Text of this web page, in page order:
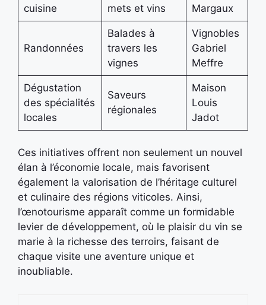
cuisine
mets et vins
Margaux
Randonnées
Balades à
travers les
vignes
Vignobles
Gabriel
Meffre
Dégustation
des spécialités
locales
Saveurs
régionales
Maison
Louis
Jadot
Ces initiatives offrent non seulement un nouvel
élan à l’économie locale, mais favorisent
également la valorisation de l’héritage culturel
et culinaire des régions viticoles. Ainsi,
l’œnotourisme apparaît comme un formidable
levier de développement, où le plaisir du vin se
marie à la richesse des terroirs, faisant de
chaque visite une aventure unique et
inoubliable.